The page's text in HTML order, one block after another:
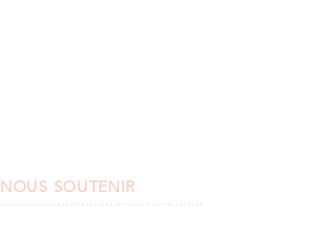
NOUS SOUTENIR
..................................................